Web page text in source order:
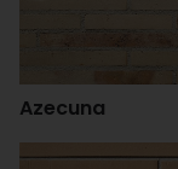
Azecuna